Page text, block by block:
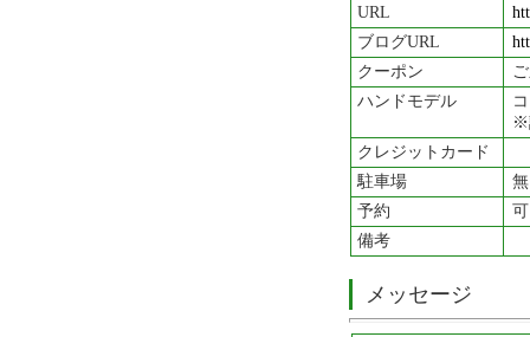
URL
ブログURL
クーポン
ハンドモデル
※
クレジットカード
駐車場
無
予約
可
備考
メッセージ